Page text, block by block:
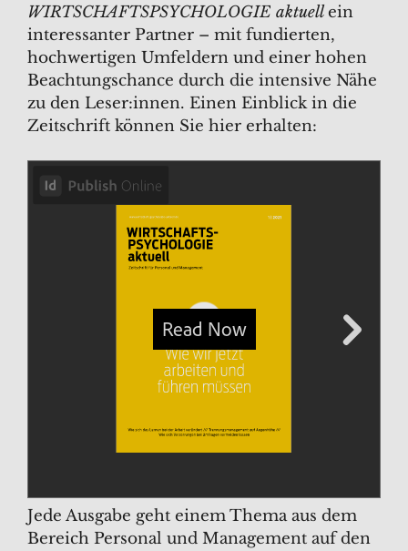
WIRTSCHAFTSPSYCHOLOGIE aktuellein
interessanter Partner – mit fundierten,
hochwertigen Umfeldern und einer hohen
Beachtungschance durch die intensive Nähe
zu den Leser:innen. Einen Einblick in die
Zeitschrift können Sie hier erhalten:
Jede Ausgabe geht einem Thema aus dem
Bereich Personal und Management auf den